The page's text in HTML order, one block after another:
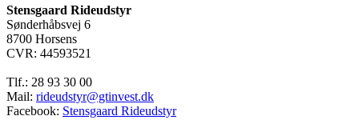
var:
har
på
varesiden
Stensgaard Rideudstyr
Sønderhåbsvej 6
8700 Horsens
CVR: 44593521
Tlf.: 28 93 30 00
Mail: rideudstyr@gtinvest.dk
Facebook: Stensgaard Rideudstyr